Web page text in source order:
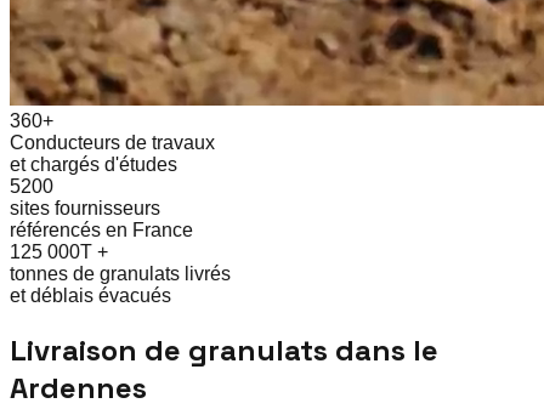
360+
Conducteurs de travaux
et chargés d'études
5200
sites fournisseurs
référencés en France
125 000T +
tonnes de granulats livrés
et déblais évacués
Livraison de granulats dans le
Ardennes